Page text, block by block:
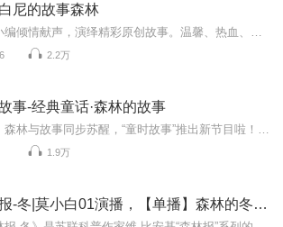
尼的故事森林
2.2万
事-经典童话·森林的故事
1.9万
森林报-冬|莫小白01演播，【单播】森林的冬天|冬天的大森林里发生的故事